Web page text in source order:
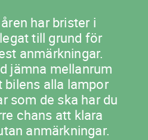
har brister i
till grund för
anmärkningar.
jämna mellanrum
bilens alla lampor
som de ska har du
chans att klara
anmärkningar.